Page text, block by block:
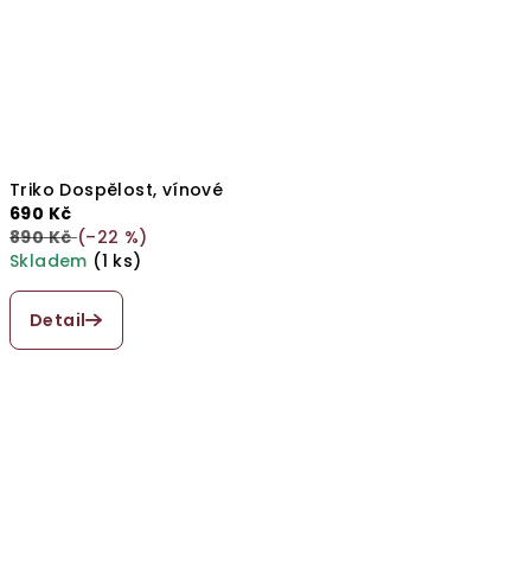
Triko Dospělost, vínové
690 Kč
890 Kč (–22 %)
Skladem (1 ks)
Detail